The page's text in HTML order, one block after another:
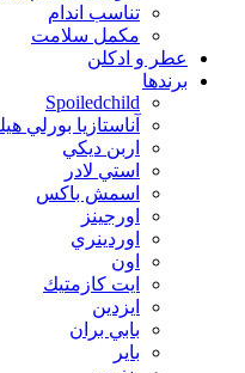
تناسب اندام
مکمل سلامت
عطر و ادکلن
برندها
Spoiledchild
آناستازيا بورلي
اربن ديكي
استي لادر
اسمش باكس
اورجينز
اوردينري
اون
ايت كازمتيك
ايزدين
بابي بران
بایر